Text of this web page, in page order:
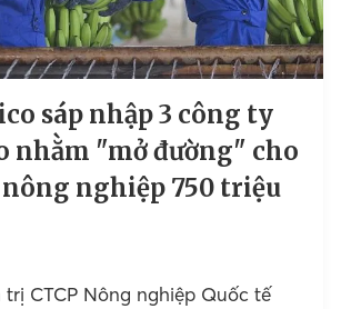
sáp nhập 3 công ty
nhằm "mở đường" cho
nông nghiệp 750 triệu
CTCP Nông nghiệp Quốc tế